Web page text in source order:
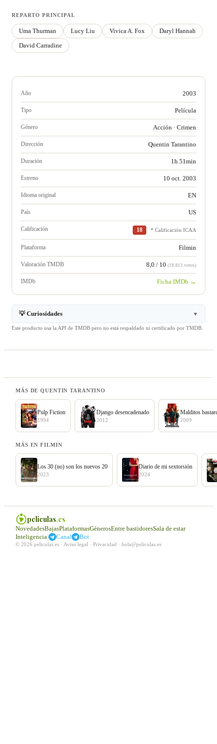
REPARTO PRINCIPAL
Uma Thurman Lucy Liu Vivica A. Fox
Daryl Hannah
David Carradine
Año 2003
Tipo Película
Género Acción · Crimen
Dirección Quentin Tarantino
Duración 1h 51min
Estreno 10 oct. 2003
Idioma original EN
País US
Calificación 18 * Calificación ICAA
Plataforma Filmin
Valoración TMDB 8,0 / 10 (18.813 votos)
IMDb Ficha IMDb →
💡 Curiosidades ▼
Este producto usa la API de TMDB pero no está respaldado ni certificado por TMDB.
MÁS DE QUENTIN TARANTINO
Pulp Fiction
1994
Django desencadenado
2012
Malditos
2009
MÁS EN FILMIN
Los 30 (no) son los nuevos 20
2023
Diario de mi sextorsión
2024
peliculas.es
NovedadesBajasPlataformasGénerosEntre bastidoresSala de estar
Inteligencia| Canal Bot
© 2026 peliculas.es · Aviso legal · Privacidad · hola@peliculas.es